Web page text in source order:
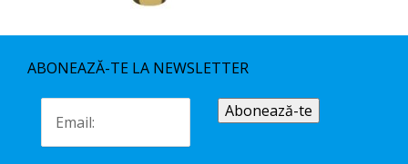
ABONEAZĂ-TE LA NEWSLETTER